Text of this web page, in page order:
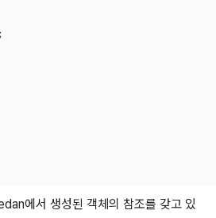
에서 생성된 객체의 참조를 갖고 있